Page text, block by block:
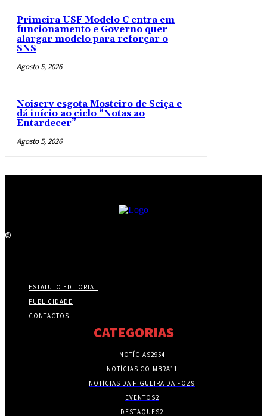
Primeira USF Modelo C entra em
funcionamento e Governo quer
alargar modelo para reforçar o
SNS
Agosto 5, 2026
Noiserv esgota Mosteiro de Seiça e
dá início ao ciclo “Notas ao
Entardecer”
Agosto 5, 2026
©
ESTATUTO EDITORIAL
PUBLICIDADE
CONTACTOS
CATEGORIAS
NOTÍCIAS2954
NOTÍCIAS COIMBRA11
NOTÍCIAS DA FIGUEIRA DA FOZ9
EVENTOS2
DESTAQUES2